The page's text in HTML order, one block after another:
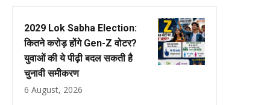
2029 Lok Sabha Election:
कितने करोड़ होंगे Gen-Z वोटर?
युवाओं की ये पीढ़ी बदल सकती है
चुनावी समीकरण
6 August, 2026